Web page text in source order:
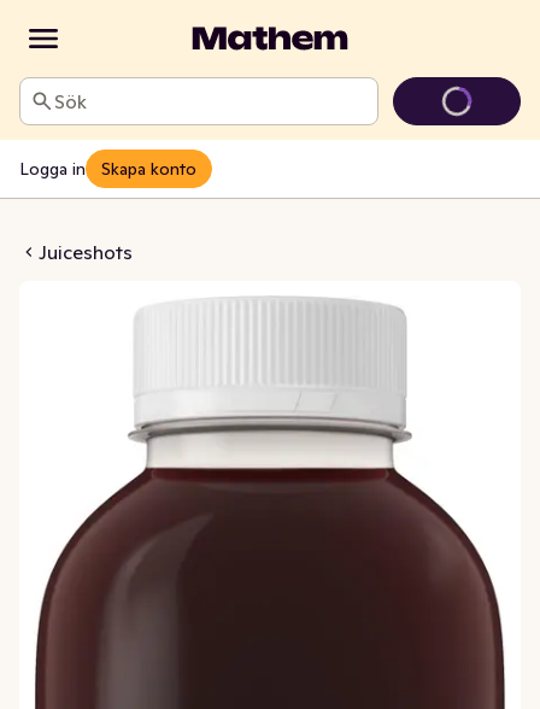
Sök
Logga in Skapa konto
Juiceshots
& Rödbeta EKO